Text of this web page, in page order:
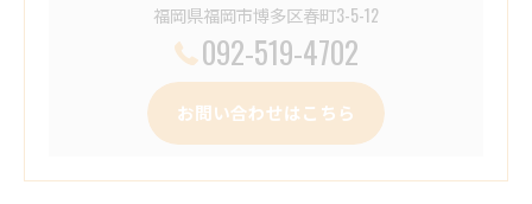
福岡県福岡市博多区春町3-5-12
092-519-4702
お問い合わせはこちら